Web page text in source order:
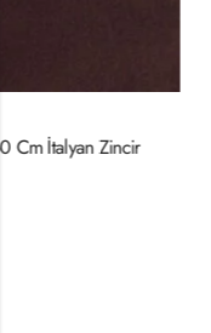
316L Çelik Gold Renk